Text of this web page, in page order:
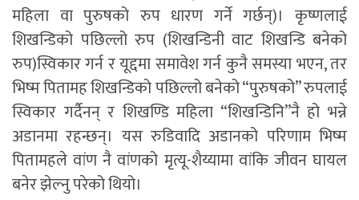
महिला वा पुरुषको रुप धारण गर्ने गर्छन्)। कृष्णलाई
शिखन्डिको पछिल्लो रुप (शिखन्डिनी वाट शिखन्डि बनेको
रुप)स्विकार गर्न र यूद्दमा समावेश गर्न कुनै समस्या भएन, तर
भिष्म पितामह शिखन्डिको पछिल्लो बनेको “पुरुषको” रुपलाई
स्विकार गर्दैनन् र शिखण्डि महिला “शिखन्डिनि”नै हो भन्ने
अडानमा रहन्छन्। यस रुडिवादि अडानको परिणाम भिष्म
पितामहले वांण नै वांणको मृत्यू-शैय्यामा वांकि जीवन घायल
बनेर झेल्नु परेको थियो।